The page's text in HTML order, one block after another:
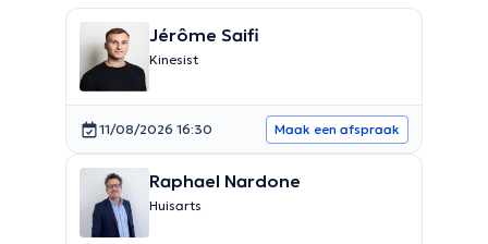
Jérôme Saifi
Kinesist
11/08/2026 16:30 Maak een afspraak
Raphael Nardone
Huisarts